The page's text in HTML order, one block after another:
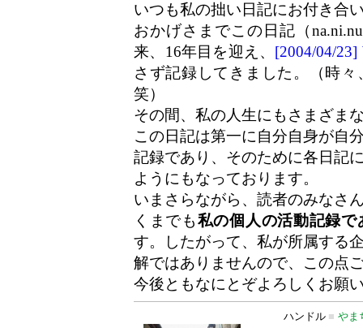
いつも私の拙い日記にお付き合
おかげさまでこの日記（
来、16年目を迎え、 [2004/04/23]
さず記録してきました。（時
笑）
その間、私の人生にもさまざま
この日記は第一に自分自身が自
記録であり、そのために各日記
ようにもなっております。
いまさらながら、読者のみなさ
くまでも私の個人の活動記録で
す。したがって、私が所属する
解ではありませんので、この点
今後ともなにとぞよろしくお願
ハンドル ■ やま